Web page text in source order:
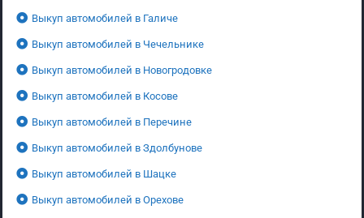
Выкуп автомобилей в Галиче
Выкуп автомобилей в Чечельнике
Выкуп автомобилей в Новогродовке
Выкуп автомобилей в Косове
Выкуп автомобилей в Перечине
Выкуп автомобилей в Здолбунове
Выкуп автомобилей в Шацке
Выкуп автомобилей в Орехове